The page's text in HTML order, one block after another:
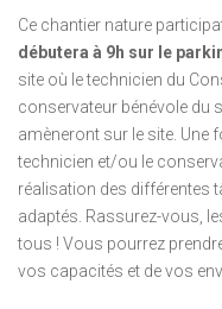
Ce chantier nature
débutera à 9h sur le
site où le technicien du
conservateur bénévole du
amèneront sur le site. Une
technicien et/ou le
réalisation des différentes
adaptés. Rassurez-vous,
tous ! Vous pourrez
vos capacités et de vos